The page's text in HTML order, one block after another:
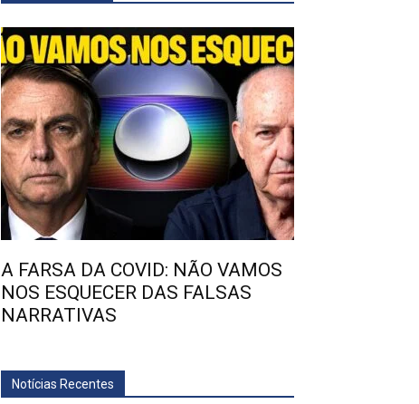
A FARSA DA COVID: NÃO VAMOS
NOS ESQUECER DAS FALSAS
NARRATIVAS
Notícias Recentes